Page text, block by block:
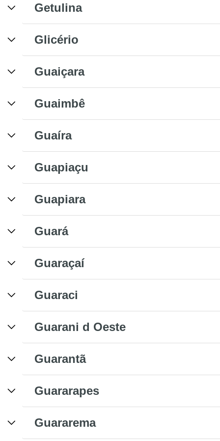
Getulina
Glicério
Guaiçara
Guaimbê
Guaíra
Guapiaçu
Guapiara
Guará
Guaraçaí
Guaraci
Guarani d Oeste
Guarantã
Guararapes
Guararema